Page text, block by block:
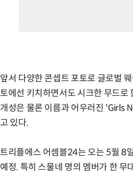
앞서 다양한 콘셉트 포토로 글로벌
토에선 키치하면서도 시크한 무드로
개성은 물론 이름과 어우러진 'Girls
고 있다.
트리플에스 어셈블24는 오는 5월 8
예정. 특히 스물네 명의 멤버가 한